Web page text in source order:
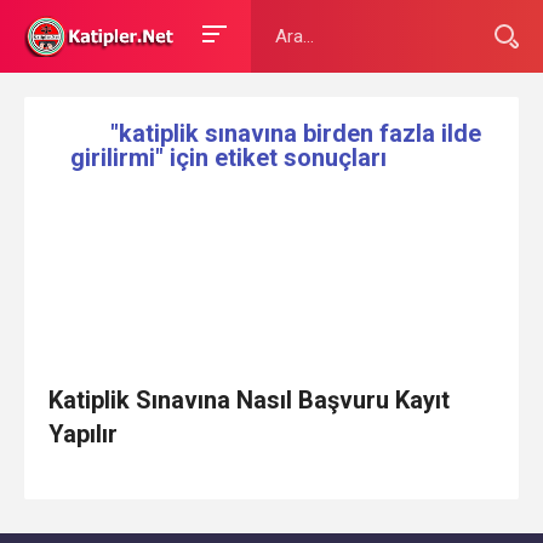
"katiplik sınavına birden fazla ilde
girilirmi" için etiket sonuçları
Katiplik Sınavına Nasıl Başvuru Kayıt
Yapılır